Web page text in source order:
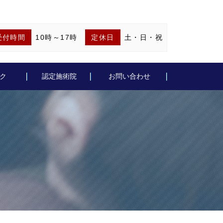
付時間 10時～17時 定休日 土・日・祝
認定施術院 お問い合わせ